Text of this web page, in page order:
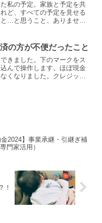
私の予定。家族と予定を共
ど、すべての予定を見せる
…と思うこと、ありません
定は「予定あり」としてだ
ふ...
の方が不便だったこと
きました。下のマークをス
んで操作します。ほぼ現金
くなりました。クレジット
金2024】事業承継・引継ぎ補
門家活用）
！